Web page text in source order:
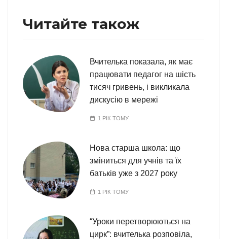
Читайте також
Вчителька показала, як має
працювати педагог на шість
тисяч гривень, і викликала
дискусію в мережі
1 РІК ТОМУ
Нова старша школа: що
зміниться для учнів та їх
батьків уже з 2027 року
1 РІК ТОМУ
“Уроки перетворюються на
цирк”: вчителька розповіла,